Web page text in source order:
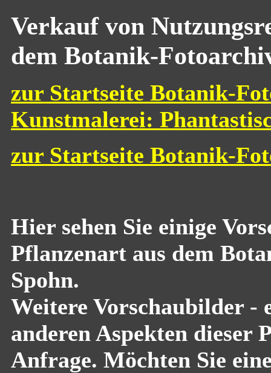
Verkauf von
dem Botanik-
zur Startseite Botanik-
Kunstmalerei:
zur Startseite Botanik-
Hier sehen Sie einige
Pflanzenart aus dem
Spohn.
Weitere Vorschaubilder -
anderen Aspekten dieser
Anfrage. Möchten Sie